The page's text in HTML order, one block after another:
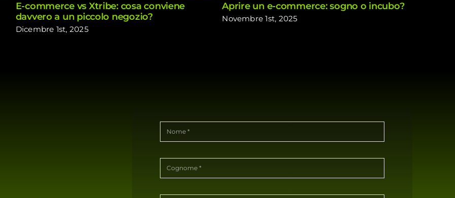
E-commerce vs Xtribe: cosa conviene
davvero a un piccolo negozio?
Dicembre 1st, 2025
Aprire un e-commerce: sogno o incubo?
Novembre 1st, 2025